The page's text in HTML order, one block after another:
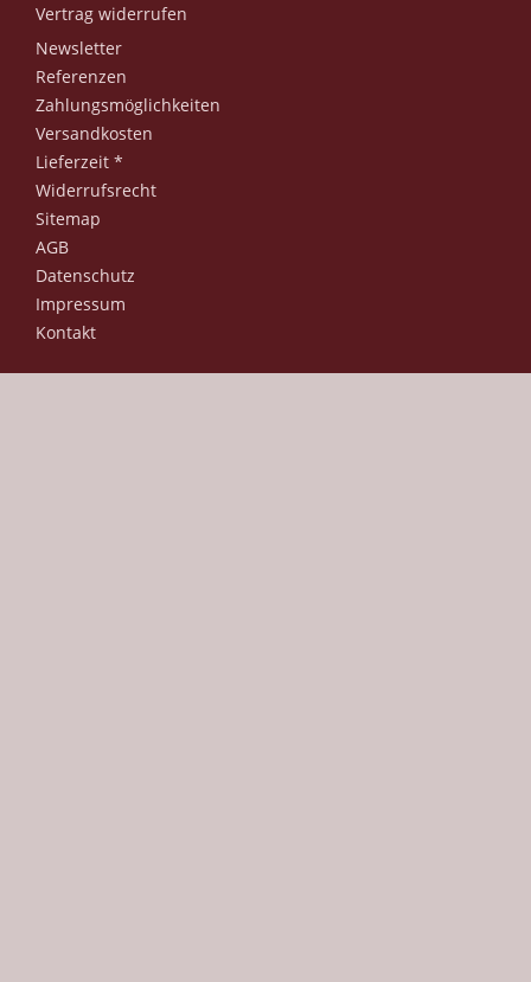
Vertrag widerrufen
Newsletter
Referenzen
Zahlungsmöglichkeiten
Versandkosten
Lieferzeit *
Widerrufsrecht
Sitemap
AGB
Datenschutz
Impressum
Kontakt